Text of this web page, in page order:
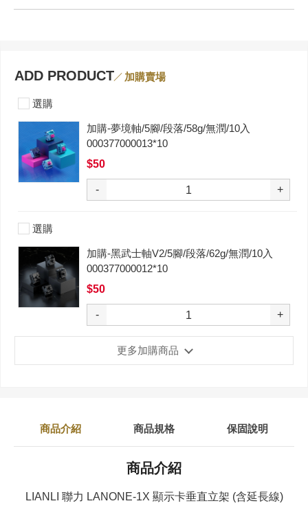
ADD PRODUCT 加購賣場
選購
加購-夢境軸/5腳/段落/58g/無潤/10入
000377000013*10
$50
- +
選購
加購-黑武士軸V2/5腳/段落/62g/無潤/10入
000377000012*10
$50
- +
更多加購商品
商品介紹 商品規格 保固說明
商品介紹
LIANLI 聯力 LANONE-1X 顯示卡垂直立架 (含延長線)